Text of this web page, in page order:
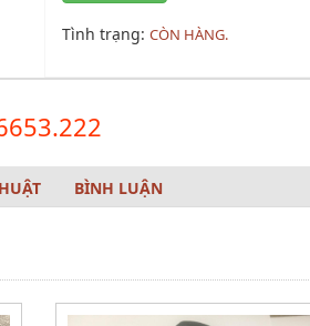
Tình trạng:CÒN HÀNG.
BÌNH LUẬN